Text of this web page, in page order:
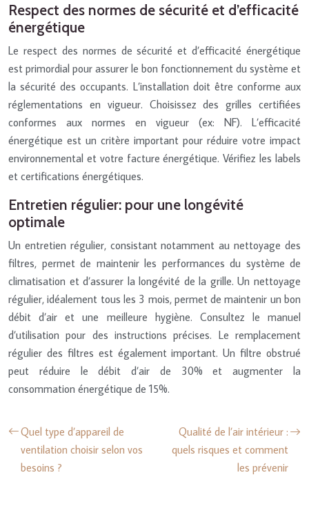
Respect des normes de sécurité et d’efficacité
énergétique
Le respect des normes de sécurité et d’efficacité énergétique
est primordial pour assurer le bon fonctionnement du système et
la sécurité des occupants. L’installation doit être conforme aux
réglementations en vigueur. Choisissez des grilles certifiées
conformes aux normes en vigueur (ex: NF). L’efficacité
énergétique est un critère important pour réduire votre impact
environnemental et votre facture énergétique. Vérifiez les labels
et certifications énergétiques.
Entretien régulier: pour une longévité
optimale
Un entretien régulier, consistant notamment au nettoyage des
filtres, permet de maintenir les performances du système de
climatisation et d’assurer la longévité de la grille. Un nettoyage
régulier, idéalement tous les 3 mois, permet de maintenir un bon
débit d’air et une meilleure hygiène. Consultez le manuel
d’utilisation pour des instructions précises. Le remplacement
régulier des filtres est également important. Un filtre obstrué
peut réduire le débit d’air de 30% et augmenter la
consommation énergétique de 15%.
Quel type d’appareil de
ventilation choisir selon vos
besoins ?
Qualité de l’air intérieur :
quels risques et comment
les prévenir